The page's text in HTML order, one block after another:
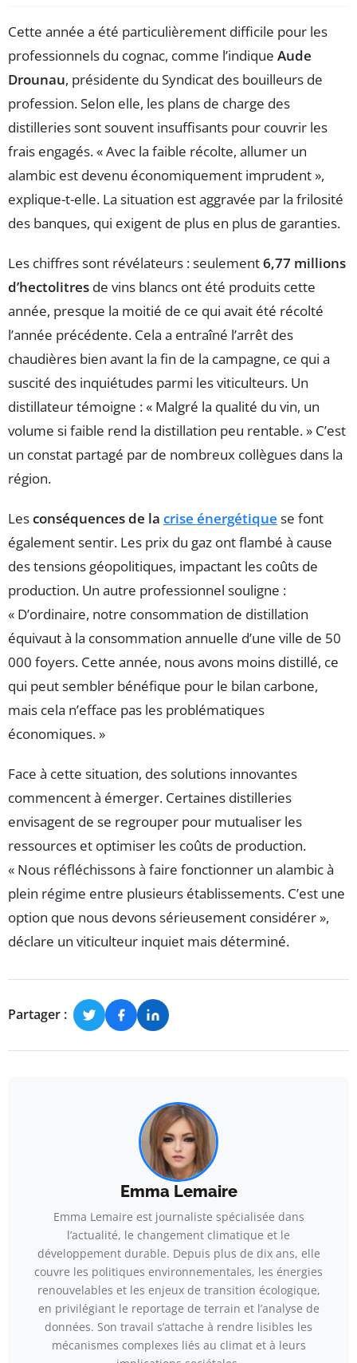
Cette année a été particulièrement difficile pour les
professionnels du cognac, comme l’indique Aude
Drounau, présidente du Syndicat des bouilleurs de
profession. Selon elle, les plans de charge des
distilleries sont souvent insuffisants pour couvrir les
frais engagés. « Avec la faible récolte, allumer un
alambic est devenu économiquement imprudent »,
explique-t-elle. La situation est aggravée par la frilosité
des banques, qui exigent de plus en plus de garanties.
Les chiffres sont révélateurs : seulement6,77 millions
d’hectolitres de vins blancs ont été produits cette
année, presque la moitié de ce qui avait été récolté
l’année précédente. Cela a entraîné l’arrêt des
chaudières bien avant la fin de la campagne, ce qui a
suscité des inquiétudes parmi les viticulteurs. Un
distillateur témoigne : « Malgré la qualité du vin, un
volume si faible rend la distillation peu rentable. » C’est
un constat partagé par de nombreux collègues dans la
région.
Lesconséquences de la crise énergétique se font
également sentir. Les prix du gaz ont flambé à cause
des tensions géopolitiques, impactant les coûts de
production. Un autre professionnel souligne :
« D’ordinaire, notre consommation de distillation
équivaut à la consommation annuelle d’une ville de 50
000 foyers. Cette année, nous avons moins distillé, ce
qui peut sembler bénéfique pour le bilan carbone,
mais cela n’efface pas les problématiques
économiques. »
Face à cette situation, des solutions innovantes
commencent à émerger. Certaines distilleries
envisagent de se regrouper pour mutualiser les
ressources et optimiser les coûts de production.
« Nous réfléchissons à faire fonctionner un alambic à
plein régime entre plusieurs établissements. C’est une
option que nous devons sérieusement considérer »,
déclare un viticulteur inquiet mais déterminé.
Partager :
Emma Lemaire
Emma Lemaire est journaliste spécialisée dans
l’actualité, le changement climatique et le
développement durable. Depuis plus de dix ans, elle
couvre les politiques environnementales, les énergies
renouvelables et les enjeux de transition écologique,
en privilégiant le reportage de terrain et l’analyse de
données. Son travail s’attache à rendre lisibles les
mécanismes complexes liés au climat et à leurs